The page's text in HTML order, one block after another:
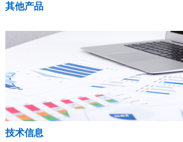
其他产品
技术信息